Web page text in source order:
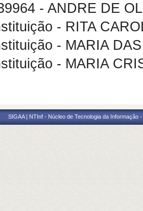
- ANDRE DE
- RITA
- MARIA
- MARIA
SIGAA | NTInf - Núcleo de Tecnologia da